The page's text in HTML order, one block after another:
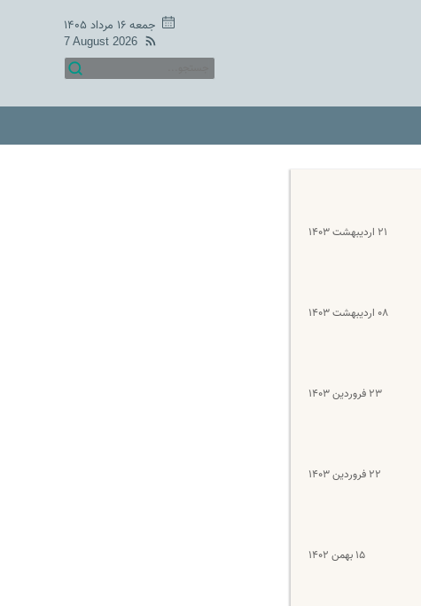
جمعه ۱۶ مرداد ۱۴۰۵
7 August 2026
۲۱ اردیبهشت ۱۴۰۳
۰۸ اردیبهشت ۱۴۰۳
۲۳ فروردین ۱۴۰۳
۲۲ فروردین ۱۴۰۳
۱۵ بهمن ۱۴۰۲